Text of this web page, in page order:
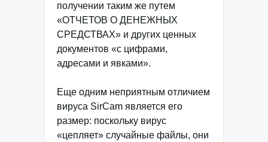
получении таким же путем
«ОТЧЕТОВ О ДЕНЕЖНЫХ
СРЕДСТВАХ» и других ценных
документов «с цифрами,
адресами и явками».
Еще одним неприятным отличием
вируса SirCam является его
размер: поскольку вирус
«цепляет» случайные файлы, они